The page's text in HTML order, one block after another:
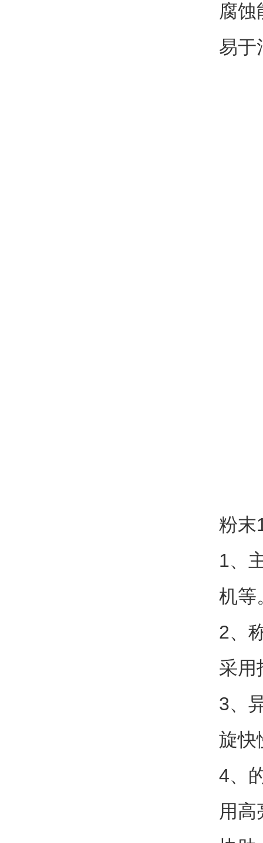
腐蚀
易于
粉末
1、
机等
2、
采用
3、
旋快
4、
用高